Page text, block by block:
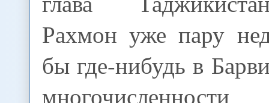
Рахмон уже пару
бы где-нибудь в